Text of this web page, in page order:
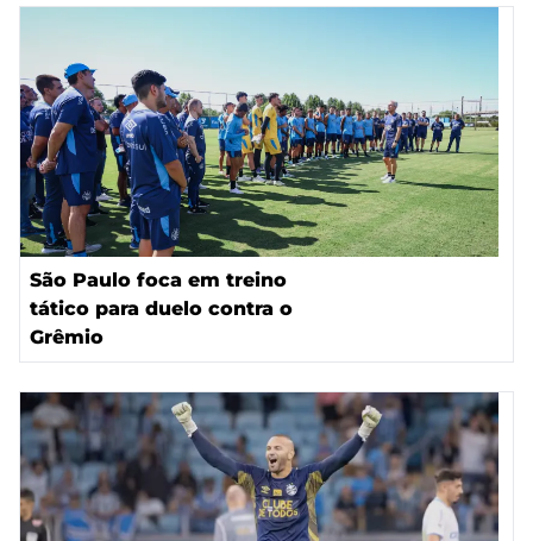
São Paulo foca em treino
tático para duelo contra o
Grêmio